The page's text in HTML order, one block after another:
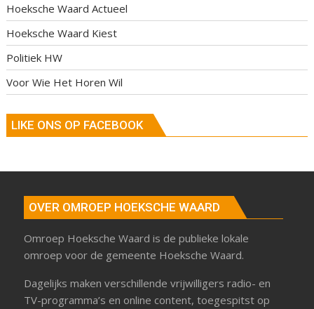
Hoeksche Waard Actueel
Hoeksche Waard Kiest
Politiek HW
Voor Wie Het Horen Wil
LIKE ONS OP FACEBOOK
OVER OMROEP HOEKSCHE WAARD
Omroep Hoeksche Waard is de publieke lokale
omroep voor de gemeente Hoeksche Waard.
Dagelijks maken verschillende vrijwilligers radio- en
TV-programma’s en online content, toegespitst op